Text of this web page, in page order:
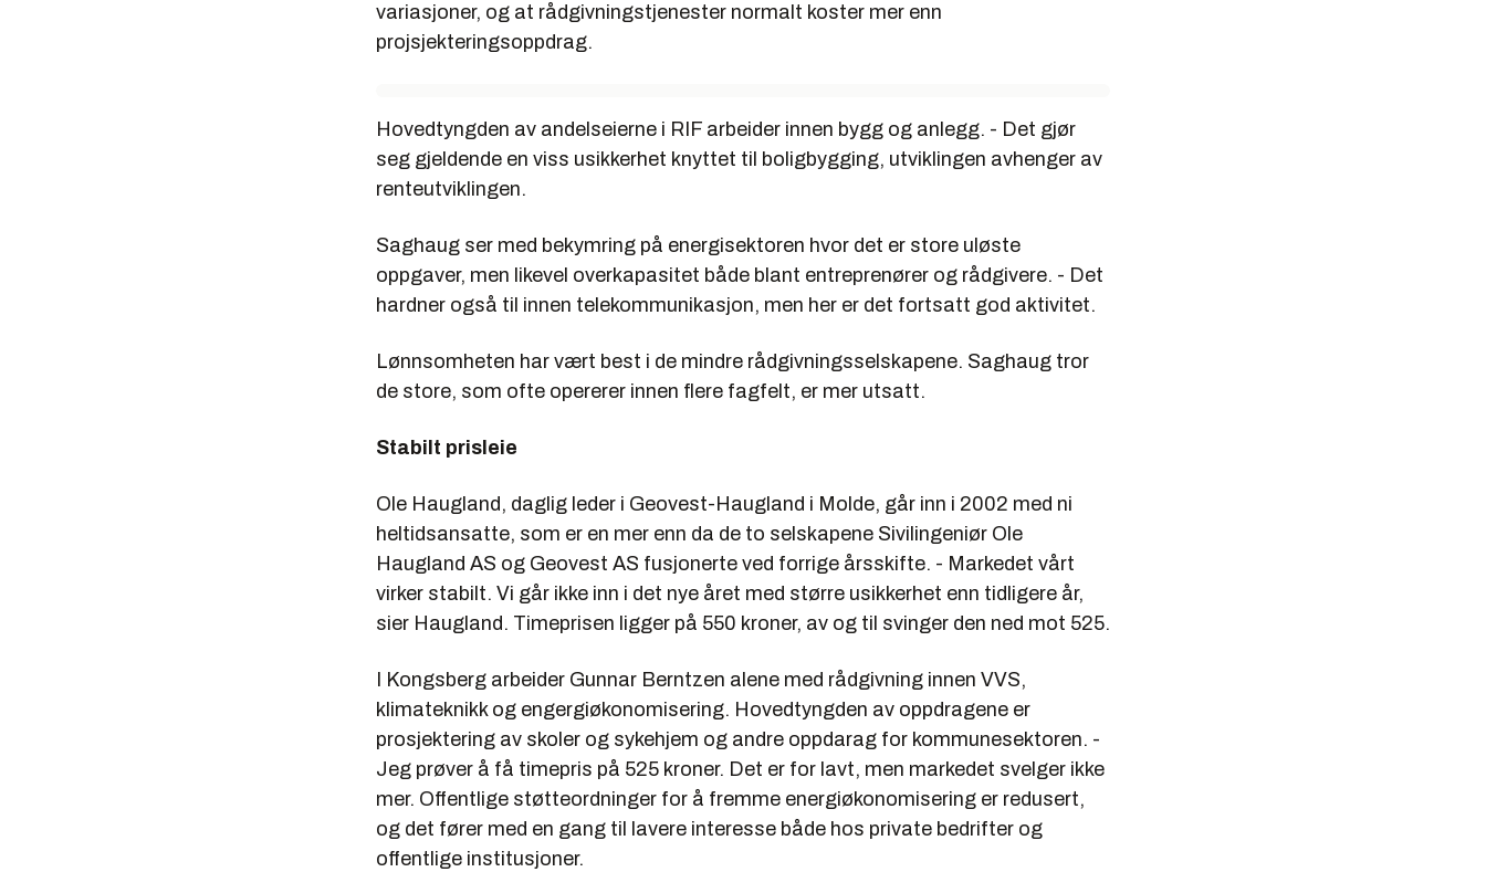
variasjoner, og at rådgivningstjenester normalt koster mer enn
projsjekteringsoppdrag.
Hovedtyngden av andelseierne i RIF arbeider innen bygg og anlegg. - Det gjør
seg gjeldende en viss usikkerhet knyttet til boligbygging, utviklingen avhenger av
renteutviklingen.
Saghaug ser med bekymring på energisektoren hvor det er store uløste
oppgaver, men likevel overkapasitet både blant entreprenører og rådgivere. - Det
hardner også til innen telekommunikasjon, men her er det fortsatt god aktivitet.
Lønnsomheten har vært best i de mindre rådgivningsselskapene. Saghaug tror
de store, som ofte opererer innen flere fagfelt, er mer utsatt.
Stabilt prisleie
Ole Haugland , daglig leder i Geovest-Haugland i Molde, går inn i 2002 med ni
heltidsansatte, som er en mer enn da de to selskapene Sivilingeniør Ole
Haugland AS og Geovest AS fusjonerte ved forrige årsskifte. - Markedet vårt
virker stabilt. Vi går ikke inn i det nye året med større usikkerhet enn tidligere år,
sier Haugland. Timeprisen ligger på 550 kroner, av og til svinger den ned mot 525.
I Kongsberg arbeider Gunnar Berntzen alene med rådgivning innen VVS,
klimateknikk og engergiøkonomisering. Hovedtyngden av oppdragene er
prosjektering av skoler og sykehjem og andre oppdarag for kommunesektoren. -
Jeg prøver å få timepris på 525 kroner. Det er for lavt, men markedet svelger ikke
mer. Offentlige støtteordninger for å fremme energiøkonomisering er redusert,
og det fører med en gang til lavere interesse både hos private bedrifter og
offentlige institusjoner.